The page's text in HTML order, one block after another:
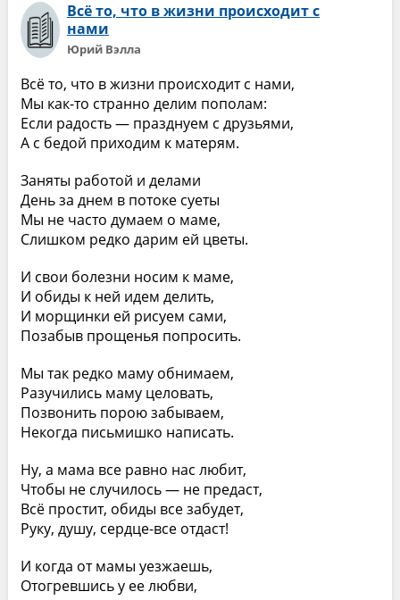
Всё то, что в жизни происходит с
нами
Юрий Вэлла
Всё то, что в жизни происходит с нами,
Мы как-то странно делим пополам:
Если радость — празднуем с друзьями,
А с бедой приходим к матерям.
Заняты работой и делами
День за днем в потоке суеты
Мы не часто думаем о маме,
Слишком редко дарим ей цветы.
И свои болезни носим к маме,
И обиды к ней идем делить,
И морщинки ей рисуем сами,
Позабыв прощенья попросить.
Мы так редко маму обнимаем,
Разучились маму целовать,
Позвонить порою забываем,
Некогда письмишко написать.
Ну, а мама все равно нас любит,
Чтобы не случилось — не предаст,
Всё простит, обиды все забудет,
Руку, душу, сердце-все отдаст!
И когда от мамы уезжаешь,
Отогревшись у ее любви,